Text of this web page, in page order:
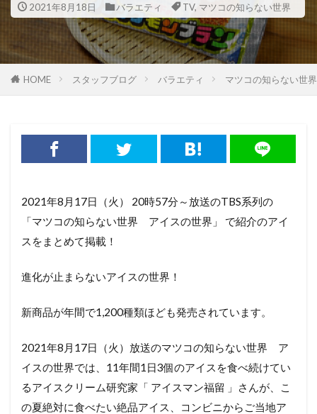
2021年8月18日 バラエティ TV, マツコの知らない世界
HOME スタッフブログ バラエティ マツコの知らない世
2021年8月17日（火） 20時57分～放送のTBS系列の
「マツコの知らない世界 アイスの世界」 で紹介のアイ
スをまとめて掲載！
進化が止まらないアイスの世界！
新商品が年間で1,200種類ほども発売されています。
2021年8月17日（火）放送のマツコの知らない世界 ア
イスの世界では、11年間1日3個のアイスを食べ続けてい
るアイスクリーム研究家「 アイスマン福留 」さんが、こ
の夏絶対に食べたい絶品アイス、コンビニからご当地ア